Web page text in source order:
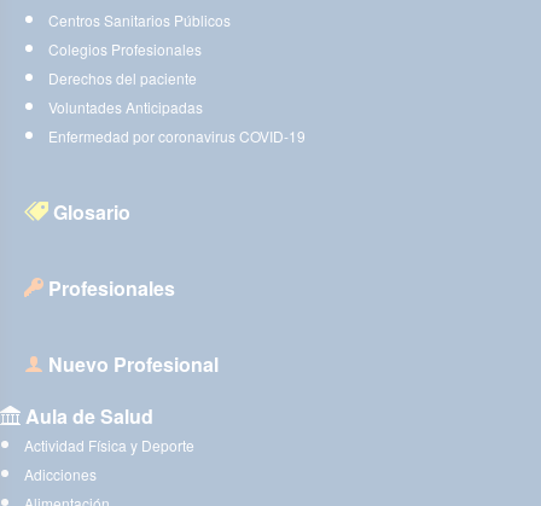
Centros Sanitarios Públicos
Colegios Profesionales
Derechos del paciente
Voluntades Anticipadas
Enfermedad por coronavirus COVID-19
Glosario
Profesionales
Nuevo Profesional
Aula de Salud
Actividad Física y Deporte
Adicciones